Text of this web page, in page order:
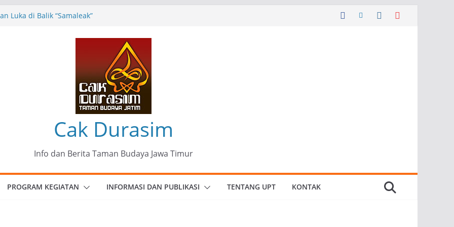
Luka di Balik “Samaleak”
Ungkapan Kritis Tentang Derita
Patria Seni Rupa Kota Blitar :
Menjadi Mantra Perlawanan
Cak Durasim
Info dan Berita Taman Budaya Jawa Timur
PROGRAM KEGIATAN INFORMASI DAN PUBLIKASI TENTANG UPT KONTAK